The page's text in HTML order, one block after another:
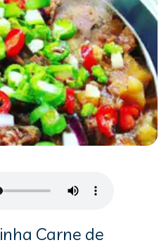
Carne de